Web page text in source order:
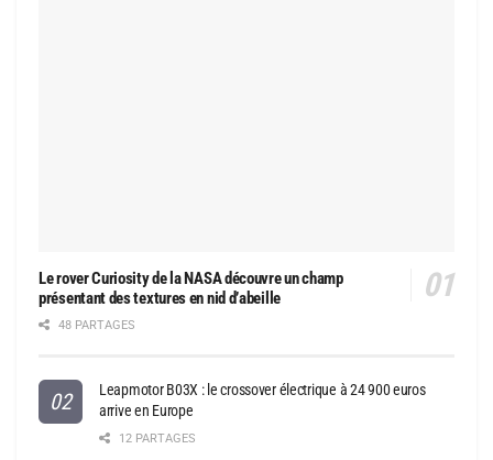
Le rover Curiosity de la NASA découvre un champ
présentant des textures en nid d’abeille
48 PARTAGES
Leapmotor B03X : le crossover électrique à 24 900 euros
arrive en Europe
12 PARTAGES